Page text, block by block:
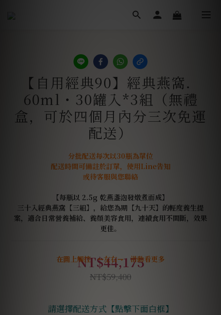
【自用經典90】經典燕窩．
60ml・30罐入*3組（無禮
盒，可於四個月內分三次免運
配送）
分批配送每次以30瓶為單位
配送時間可備註於訂單，使用Line告知
或待客服與您聯絡
【每瓶以 2.5g 乾燕盞泡發燉煮而成】
三十入經典燕窩【三組】，給您為期【九十天】的輕度養生提
案，適合日常營養補給、養顏美容食用，連續食用不間斷，效果
更佳。
NT$44,175
NT$59,400
請選擇配送方式【點擊下面白框】
在圖上觸控 ↼左右⇁ 滑動看更多